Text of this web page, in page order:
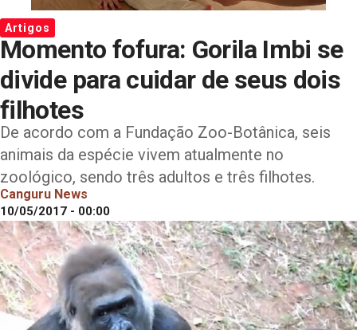
Artigos
Momento fofura: Gorila Imbi se
divide para cuidar de seus dois
filhotes
De acordo com a Fundação Zoo-Botânica, seis
animais da espécie vivem atualmente no
zoológico, sendo três adultos e três filhotes.
Canguru News
10/05/2017 - 00:00